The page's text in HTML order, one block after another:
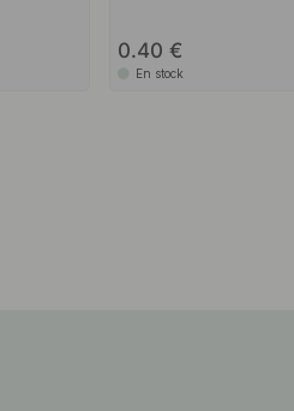
0.40
En stock